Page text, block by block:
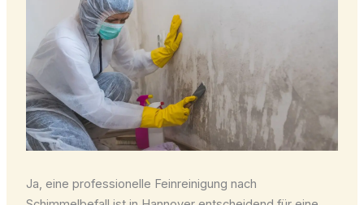
Ja, eine professionelle Feinreinigung nach